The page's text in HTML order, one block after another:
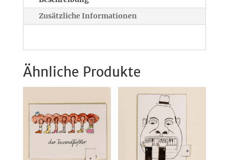
Zusätzliche Informationen
Ähnliche Produkte